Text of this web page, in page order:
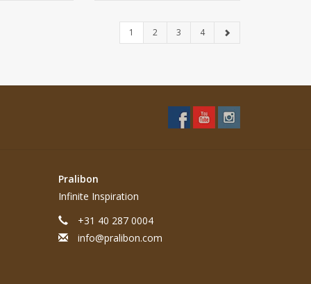
1 2 3 4
Pralibon
Infinite Inspiration
+31 40 287 0004
info@pralibon.com